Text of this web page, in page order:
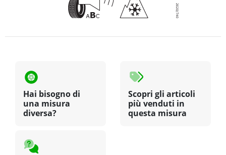
Hai bisogno di
una misura
diversa?
Scopri gli articoli
più venduti in
questa misura